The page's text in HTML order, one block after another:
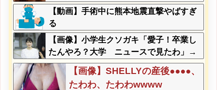
【動画】手術中に熊本地震直撃やばすぎ
る
【画像】小学生クソガキ「愛子！卒業し
たんやろ？大学 ニュースで見たわ」→
結果wwwwwwww
【画像】SHELLYの産後●●●●、
たわわ、たわわwwww